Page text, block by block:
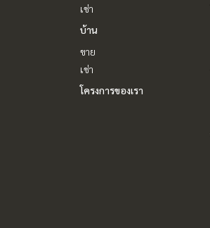
เช่า
บ้าน
ขาย
เช่า
โครงการของเรา